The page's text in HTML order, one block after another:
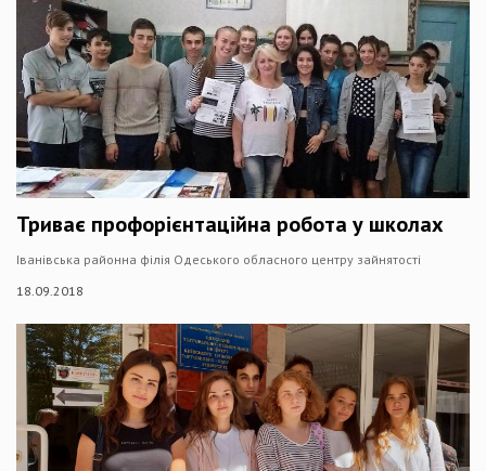
Триває профорієнтаційна робота у школах
Іванівська районна філія Одеського обласного центру зайнятості
18.09.2018